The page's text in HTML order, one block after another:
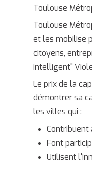
Toulouse
Toulouse
et les mobilise
citoyens,
intelligent"
Le prix de la
démontrer sa
les villes qui :
Contribuent
Font
Utilisent